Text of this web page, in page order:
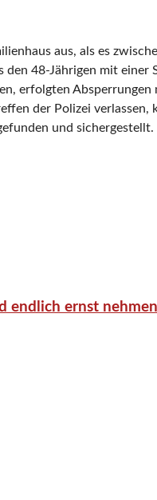
aus, als es
48-Jährigen mit
erfolgten
der Polizei
und sichergestellt.
endlich ernst nehmen